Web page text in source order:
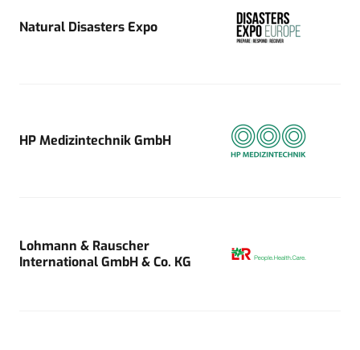
Natural Disasters Expo
HP Medizintechnik GmbH
Lohmann & Rauscher
International GmbH & Co. KG